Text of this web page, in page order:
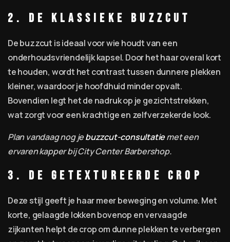
2. De klassieke buzzcut
De buzzcut is ideaal voor wie houdt van een
onderhoudsvriendelijk kapsel. Door het haar overal kort
te houden, wordt het contrast tussen dunnere plekken
kleiner, waardoor je hoofdhuid minder opvalt.
Bovendien legt het de nadruk op je gezichtstrekken,
wat zorgt voor een krachtige en zelfverzekerde look.
Plan vandaag nog jebuzzcut-consultatiemet een
ervaren kapper bij City Center Barbershop.
3. De getextureerde crop
Deze stijl geeft je haar meer beweging en volume. Met
korte, gelaagde lokken bovenop en vervaagde
zijkanten helpt de crop om dunne plekken te verbergen